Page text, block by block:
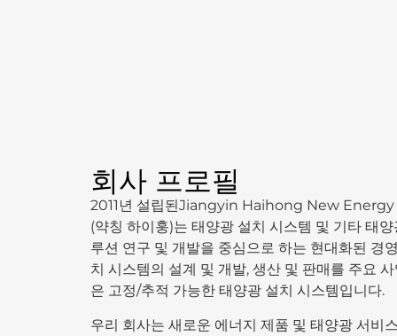
회사 프로필
2011년 설립된Jiangyin Haihong New
(약칭 하이훙)는 태양광 설치 시스템 및 기타 태
루션 연구 및 개발을 중심으로 하는 현대화된 경
치 시스템의 설계 및 개발, 생산 및 판매를 주요
은 고정/추적 가능한 태양광 설치 시스템입니다.
우리 회사는 새로운 에너지 제품 및 태양광 서비